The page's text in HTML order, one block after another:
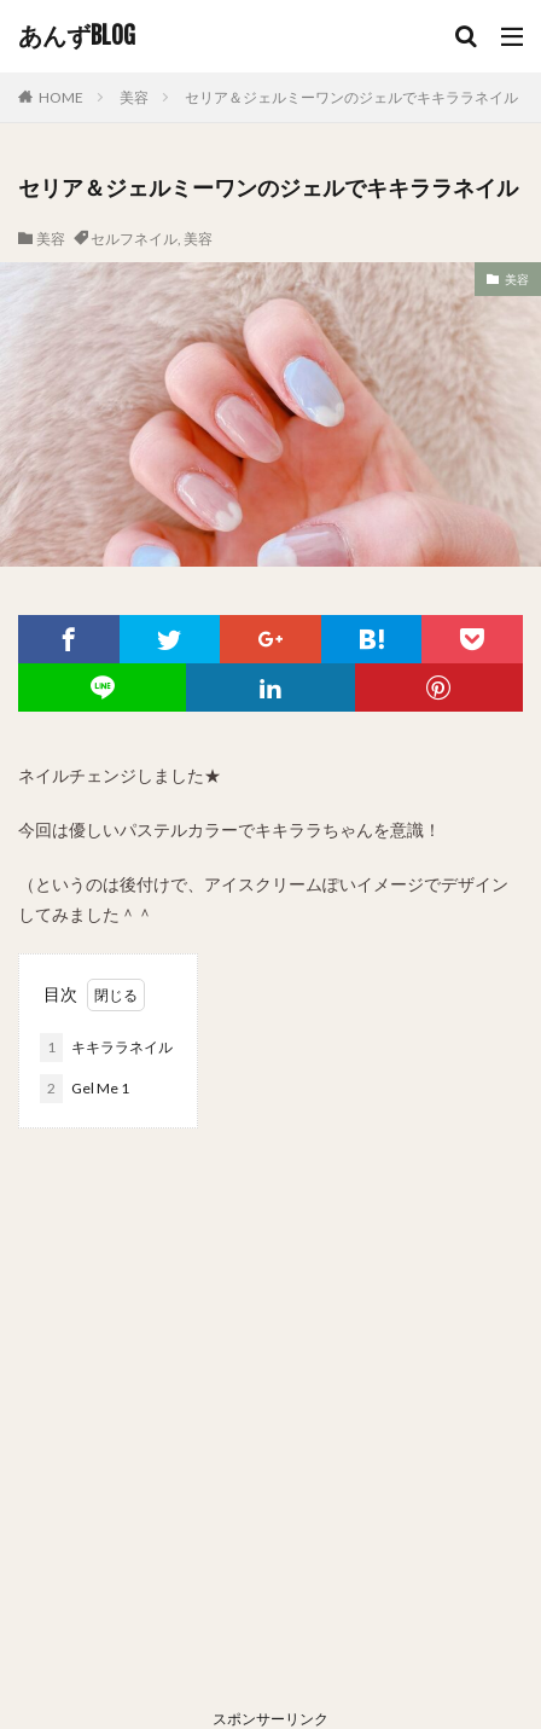
あんずBLOG
HOME 美容 セリア＆ジェルミーワンのジェルでキキララネイル
セリア＆ジェルミーワンのジェルでキキララネイル
美容 セルフネイル, 美容
美容
ネイルチェンジしました★
今回は優しいパステルカラーでキキララちゃんを意識！
（というのは後付けで、アイスクリームぽいイメージでデザイン
してみました＾＾
目次
1 キキララネイル
2 Gel Me 1
スポンサーリンク